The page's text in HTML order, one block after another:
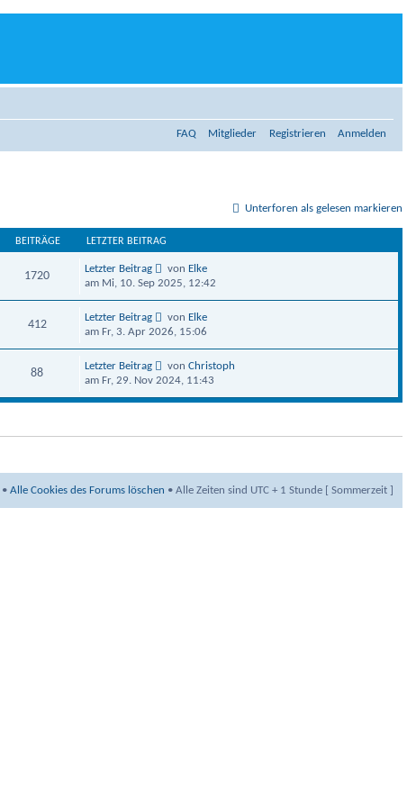
FAQ Mitglieder Registrieren Anmelden
Unterforen als gelesen markieren
BEITRÄGE LETZTER BEITRAG
1720
Letzter Beitrag von Elke
am Mi, 10. Sep 2025, 12:42
412
Letzter Beitrag von Elke
am Fr, 3. Apr 2026, 15:06
88
Letzter Beitrag vonChristoph
am Fr, 29. Nov 2024, 11:43
• Alle Cookies des Forums löschen • Alle Zeiten sind UTC + 1 Stunde [ Sommerzeit ]